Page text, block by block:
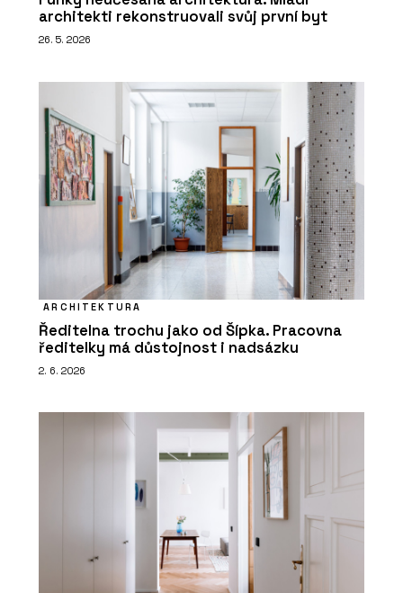
architekti rekonstruovali svůj první byt
26. 5. 2026
ARCHITEKTURA
Ředitelna trochu jako od Šípka. Pracovna
ředitelky má důstojnost i nadsázku
2. 6. 2026